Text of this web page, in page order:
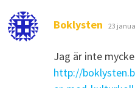
Boklysten 23
Jag är inte
http://